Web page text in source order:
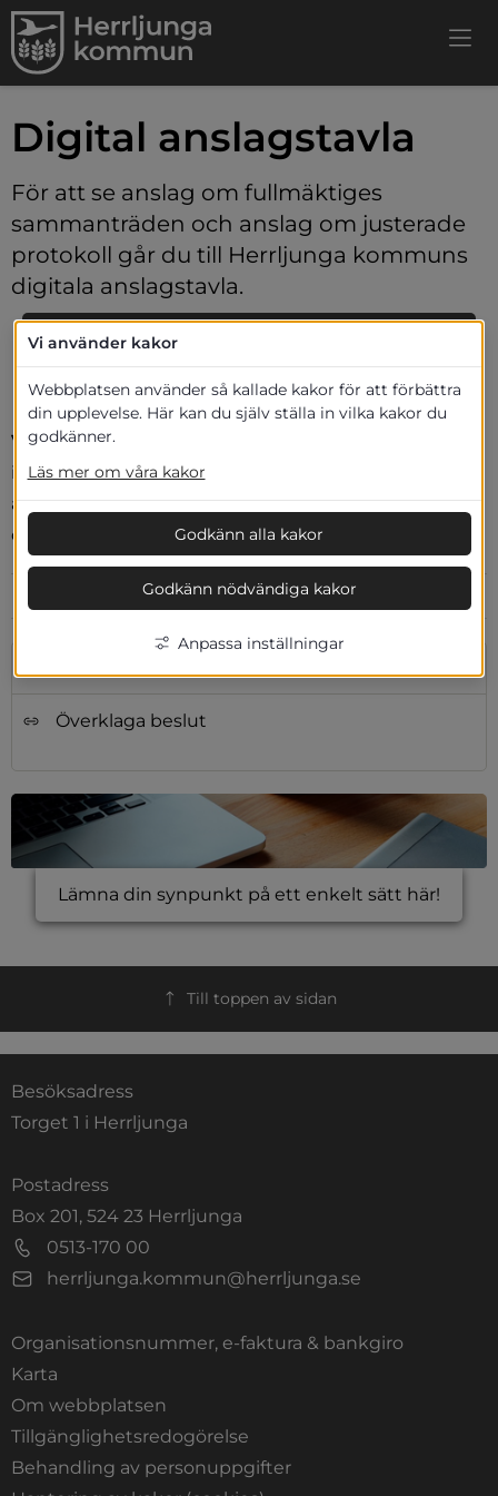
Digital anslagstavla
För att se anslag om fullmäktiges
sammanträden och anslag om justerade
protokoll går du till Herrljunga kommuns
digitala anslagstavla.
Gå till Herrljunga kommuns
digitala anslagstavla Länk till
Vill du överklaga ett beslut?
innan tiden för överklagan gått ut och det är innan
anslaget tas ned. Du hittar mer information om hur
du överklagar ett beslut på vår sida
2025-01-10
Överklaga beslut
Lämna din synpunkt på ett enkelt sätt här!
Till toppen av sidan
Besöksadress
Torget 1 i Herrljunga
Postadress
Box 201, 524 23 Herrljunga
0513-170 00
herrljunga.kommun@herrljunga.se
Organisationsnummer, e-faktura & bankgiro
Karta
Om webbplatsen
Tillgänglighetsredogörelse
Behandling av personuppgifter
Vi använder kakor
Webbplatsen använder så kallade kakor för att förbättra
din upplevelse. Här kan du själv ställa in vilka kakor du
godkänner.
Läs mer om våra kakor
Godkänn alla kakor
Godkänn nödvändiga kakor
Anpassa inställningar